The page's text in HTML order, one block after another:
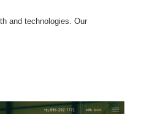
and technologies. Our